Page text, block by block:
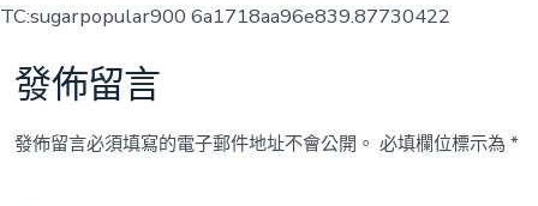
TC:sugarpopular900 6a1718aa96e839.87730422
發佈留言
發佈留言必須填寫的電子郵件地址不會公開。 必填欄位標示為*